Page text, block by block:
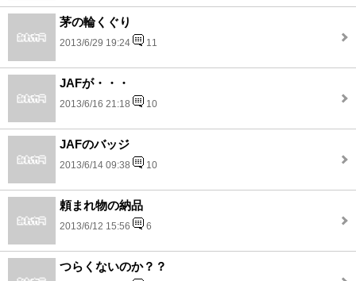
茅の輪くぐり
2013/6/29 19:24 11
JAFが・・・
2013/6/16 21:18 10
JAFのバッジ
2013/6/14 09:38 10
頼まれ物の納品
2013/6/12 15:56 6
つらくないのか？？